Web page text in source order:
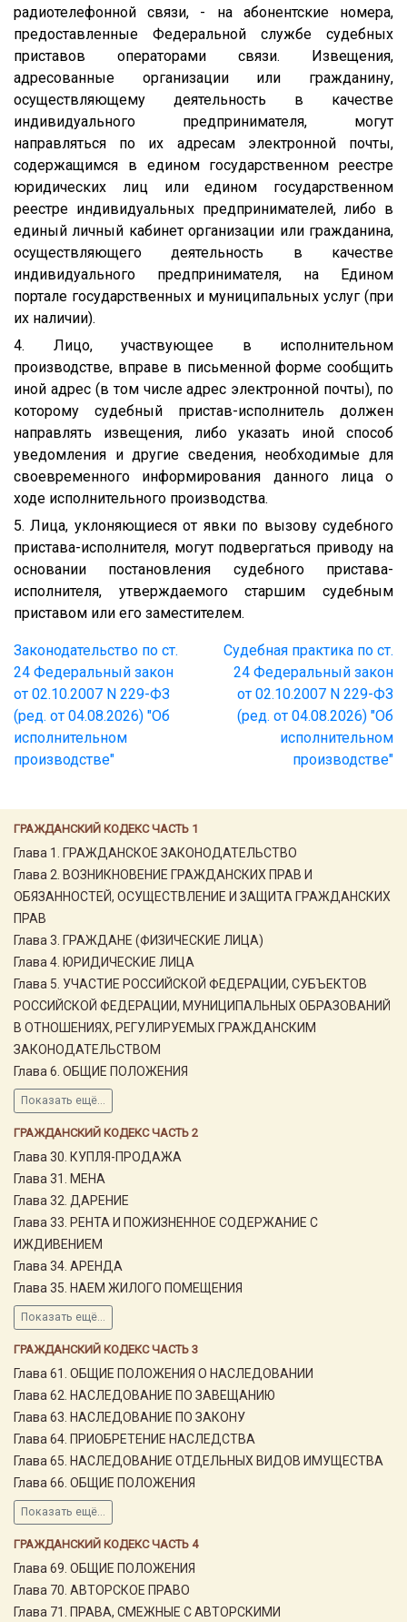
ГРАЖДАНСКИЙ КОДЕКС ЧАСТЬ 1
Глава 1. ГРАЖДАНСКОЕ ЗАКОНОДАТЕЛЬСТВО
Глава 2. ВОЗНИКНОВЕНИЕ ГРАЖДАНСКИХ ПРАВ И
ОБЯЗАННОСТЕЙ, ОСУЩЕСТВЛЕНИЕ И ЗАЩИТА ГРАЖДАНСКИХ
ПРАВ
Глава 3. ГРАЖДАНЕ (ФИЗИЧЕСКИЕ ЛИЦА)
Глава 4. ЮРИДИЧЕСКИЕ ЛИЦА
Глава 5. УЧАСТИЕ РОССИЙСКОЙ ФЕДЕРАЦИИ, СУБЪЕКТОВ
РОССИЙСКОЙ ФЕДЕРАЦИИ, МУНИЦИПАЛЬНЫХ ОБРАЗОВАНИЙ
В ОТНОШЕНИЯХ, РЕГУЛИРУЕМЫХ ГРАЖДАНСКИМ
ЗАКОНОДАТЕЛЬСТВОМ
Глава 6. ОБЩИЕ ПОЛОЖЕНИЯ
Показать ещё...
ГРАЖДАНСКИЙ КОДЕКС ЧАСТЬ 2
Глава 30. КУПЛЯ-ПРОДАЖА
Глава 31. МЕНА
Глава 32. ДАРЕНИЕ
Глава 33. РЕНТА И ПОЖИЗНЕННОЕ СОДЕРЖАНИЕ С
ИЖДИВЕНИЕМ
Глава 34. АРЕНДА
Глава 35. НАЕМ ЖИЛОГО ПОМЕЩЕНИЯ
Показать ещё...
ГРАЖДАНСКИЙ КОДЕКС ЧАСТЬ 3
Глава 61. ОБЩИЕ ПОЛОЖЕНИЯ О НАСЛЕДОВАНИИ
Глава 62. НАСЛЕДОВАНИЕ ПО ЗАВЕЩАНИЮ
Глава 63. НАСЛЕДОВАНИЕ ПО ЗАКОНУ
Глава 64. ПРИОБРЕТЕНИЕ НАСЛЕДСТВА
Глава 65. НАСЛЕДОВАНИЕ ОТДЕЛЬНЫХ ВИДОВ ИМУЩЕСТВА
Глава 66. ОБЩИЕ ПОЛОЖЕНИЯ
Показать ещё...
ГРАЖДАНСКИЙ КОДЕКС ЧАСТЬ 4
Глава 69. ОБЩИЕ ПОЛОЖЕНИЯ
Глава 70. АВТОРСКОЕ ПРАВО
Глава 71. ПРАВА, СМЕЖНЫЕ С АВТОРСКИМИ
радиотелефонной связи, - на абонентские номера,
предоставленные Федеральной службе судебных
приставов операторами связи. Извещения,
адресованные организации или гражданину,
осуществляющему деятельность в качестве
индивидуального предпринимателя, могут
направляться по их адресам электронной почты,
содержащимся в едином государственном реестре
юридических лиц или едином государственном
реестре индивидуальных предпринимателей, либо в
единый личный кабинет организации или гражданина,
осуществляющего деятельность в качестве
индивидуального предпринимателя, на Едином
портале государственных и муниципальных услуг (при
их наличии).
4. Лицо, участвующее в исполнительном
производстве, вправе в письменной форме сообщить
иной адрес (в том числе адрес электронной почты), по
которому судебный пристав-исполнитель должен
направлять извещения, либо указать иной способ
уведомления и другие сведения, необходимые для
своевременного информирования данного лица о
ходе исполнительного производства.
5. Лица, уклоняющиеся от явки по вызову судебного
пристава-исполнителя, могут подвергаться приводу на
основании постановления судебного пристава-
исполнителя, утверждаемого старшим судебным
приставом или его заместителем.
Законодательство по ст.
24 Федеральный закон
от 02.10.2007 N 229-ФЗ
(ред. от 04.08.2026) "Об
исполнительном
производстве"
Судебная практика по ст.
24 Федеральный закон
от 02.10.2007 N 229-ФЗ
(ред. от 04.08.2026) "Об
исполнительном
производстве"